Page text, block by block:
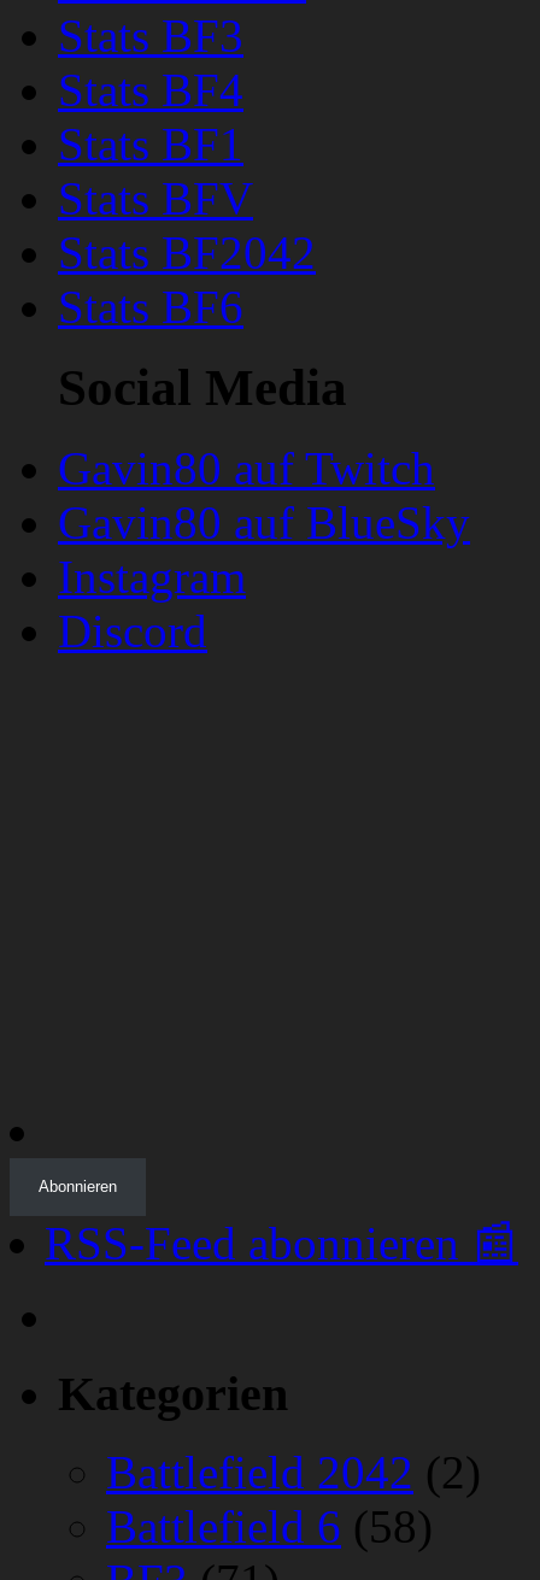
Stats BF3
Stats BF4
Stats BF1
Stats BFV
Stats BF2042
Stats BF6
Social Media
Gavin80 auf Twitch
Gavin80 auf BlueSky
Instagram
Discord
Abonnieren
RSS-Feed abonnieren 📰
Kategorien
Battlefield 2042 (2)
Battlefield 6 (58)